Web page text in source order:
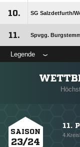
10. SG Salzdetfurth/​
11. Spvgg.
Legende
SAISON
23/24
11.